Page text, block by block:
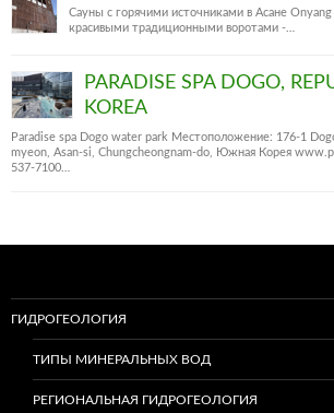
Сауны с горячими источниками в Асане
красивыми традиционными воротами -…
PARADISE SPA DOGO,
KOREA
Paradise spa Dogo water park Местоположение: 176-1
myeon, Asan-si, Chungcheongnam-do, Южная Корея
537-7100…
ГИДРОГЕОЛОГИЯ
ТИПЫ МИНЕРАЛЬНЫХ ВОД
РЕГИОНАЛЬНАЯ ГИДРОГЕОЛОГИЯ